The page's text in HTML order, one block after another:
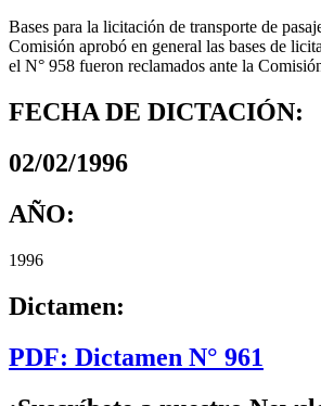
Bases para la licitación de transporte de
Comisión aprobó en general las bases de
el N° 958 fueron reclamados ante la
FECHA DE DICTACIÓN:
02/02/1996
AÑO:
1996
Dictamen:
PDF: Dictamen N° 961